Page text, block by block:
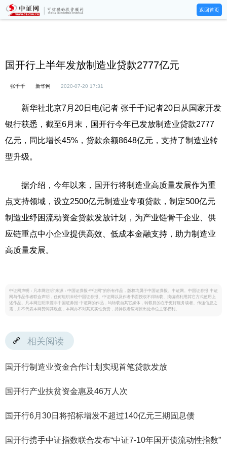
返回首页
国开行上半年发放制造业贷款2777亿元
张千千 新华网 2020-07-20 17:31
新华社北京7月20日电(记者 张千千)记者20日从国家开发
银行获悉，截至6月末，国开行今年已发放制造业贷款2777
亿元，同比增长45%，贷款余额8648亿元，支持了制造业转
型升级。
据介绍，今年以来，国开行将制造业高质量发展作为重
点支持领域，设立2500亿元制造业专项贷款，制定500亿元
制造业纾困流动资金贷款发放计划，为产业链骨干企业、供
应链重点中小企业提供高效、低成本金融支持，助力制造业
高质量发展。
中证网声明：凡本网注明“来源：中国证券报·中证网”的所有作品，版权均属于中国证券报、中证网。中国证券报·中证
网与作品作者联合声明，任何组织未经中国证券报、中证网以及作者书面授权不得转载、摘编或利用其它方式使用上
述作品。凡本网注明来源非中国证券报·中证网的作品，均转载自其它媒体，转载目的在于更好服务读者、传递信息之
需，并不代表本网赞同其观点，本网亦不对其真实性负责，持异议者应与原出处单位主张权利。
相关阅读
国开行制造业资金合作计划实现首笔贷款发放
国开行产业扶贫资金惠及46万人次
国开行6月30日将招标增发不超过140亿元三期固息债
国开行携手中证指数联合发布“中证7-10年国开债流动性指数”